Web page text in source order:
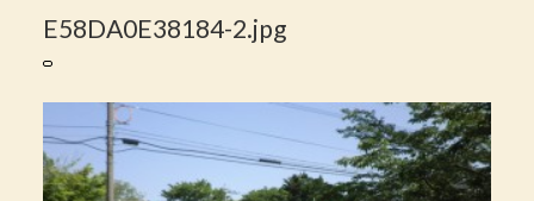
E58DA0E38184-2.jpg